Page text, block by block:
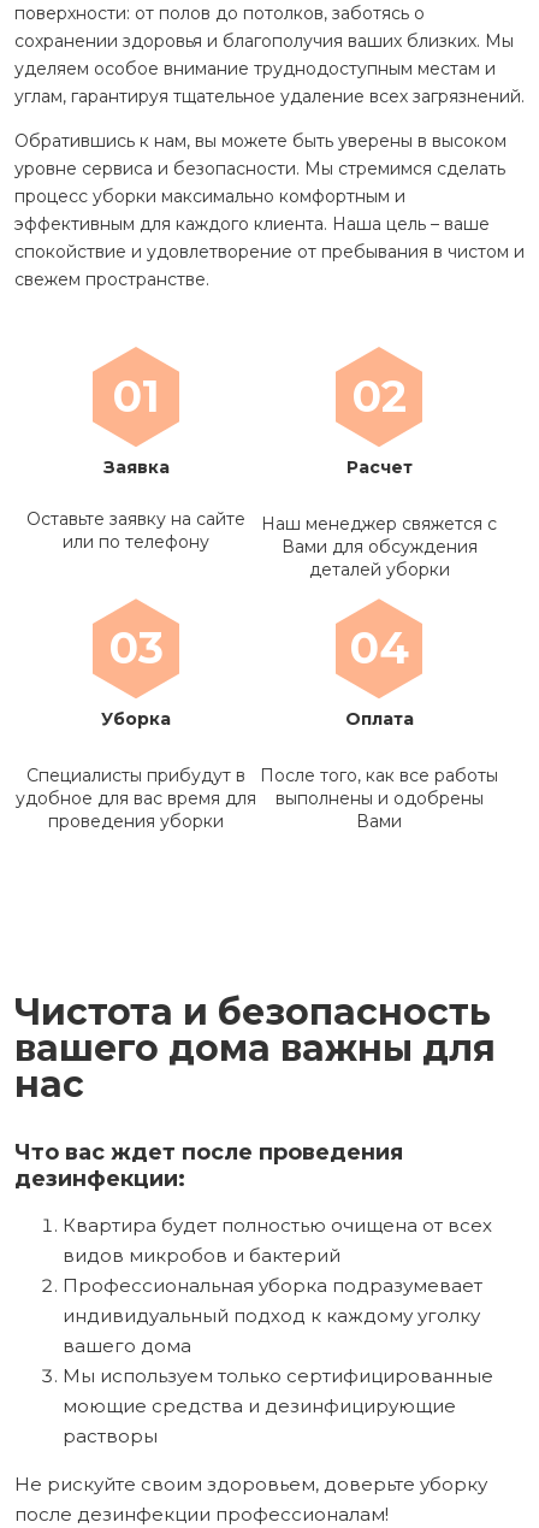
поверхности: от полов до потолков, заботясь о
сохранении здоровья и благополучия ваших близких. Мы
уделяем особое внимание труднодоступным местам и
углам, гарантируя тщательное удаление всех загрязнений.
Обратившись к нам, вы можете быть уверены в высоком
уровне сервиса и безопасности. Мы стремимся сделать
процесс уборки максимально комфортным и
эффективным для каждого клиента. Наша цель – ваше
спокойствие и удовлетворение от пребывания в чистом и
свежем пространстве.
01
Заявка
Оставьте заявку на сайте
или по телефону
02
Расчет
Наш менеджер свяжется с
Вами для обсуждения
деталей уборки
03
Уборка
Специалисты прибудут в
удобное для вас время для
проведения уборки
04
Оплата
После того, как все работы
выполнены и одобрены
Вами
Чистота и безопасность
вашего дома важны для
нас
Что вас ждет после проведения
дезинфекции:
Квартира будет полностью очищена от всех
видов микробов и бактерий
Профессиональная уборка подразумевает
индивидуальный подход к каждому уголку
вашего дома
Мы используем только сертифицированные
моющие средства и дезинфицирующие
растворы
Не рискуйте своим здоровьем, доверьте уборку
после дезинфекции профессионалам!